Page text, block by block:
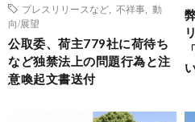
プレスリリースなど
不祥事
動
向/展望
公取委、荷主779社に荷待ち
など独禁法上の問題行為と注
意喚起文書送付